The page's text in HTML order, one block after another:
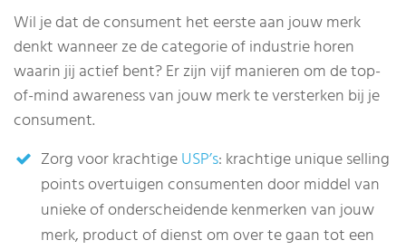
Wil je dat de consument het eerste aan jouw merk
denkt wanneer ze de categorie of industrie horen
waarin jij actief bent? Er zijn vijf manieren om de top-
of-mind awareness van jouw merk te versterken bij je
consument.
Zorg voor krachtigeUSP’s: krachtige unique selling
points overtuigen consumenten door middel van
unieke of onderscheidende kenmerken van jouw
merk, product of dienst om over te gaan tot een